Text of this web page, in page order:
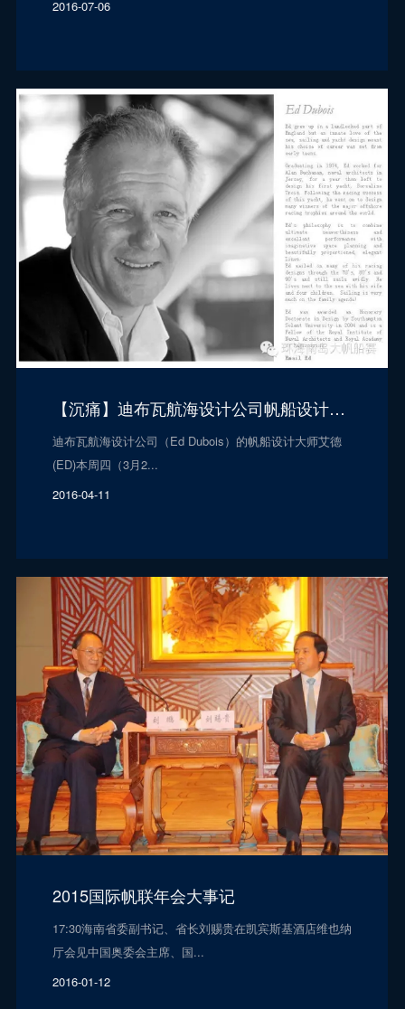
2016-07-06
【沉痛】迪布瓦航海设计公司帆船设计大师艾德离世
迪布瓦航海设计公司（Ed Dubois）的帆船设计大师艾德
(ED)本周四（3月2...
2016-04-11
2015国际帆联年会大事记
17:30海南省委副书记、省长刘赐贵在凯宾斯基酒店维也纳
厅会见中国奥委会主席、国...
2016-01-12